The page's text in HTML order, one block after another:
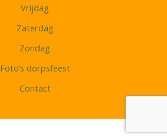
Vrijdag
Zaterdag
Zondag
Foto’s dorpsfeest
Contact